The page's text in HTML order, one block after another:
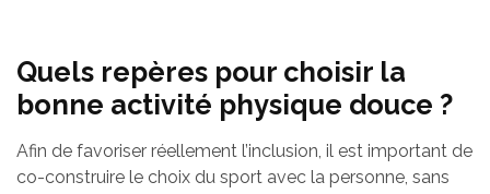
Quels repères pour choisir la
bonne activité physique douce ?
Afin de favoriser réellement l’inclusion, il est important de
co-construire le choix du sport avec la personne, sans